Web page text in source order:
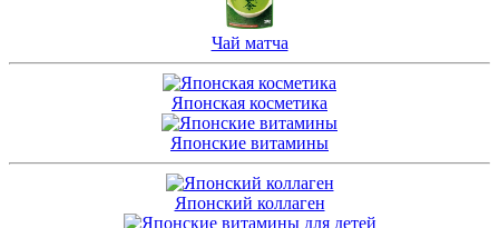
Чай матча
Японская косметика
Японские витамины
Японский коллаген